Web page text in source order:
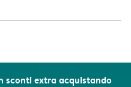
sconti extra acquistando